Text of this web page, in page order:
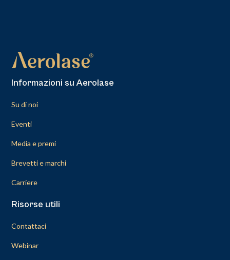
Informazioni su Aerolase
Su di noi
Eventi
Media e premi
Brevetti e marchi
Carriere
Risorse utili
Contattaci
Webinar